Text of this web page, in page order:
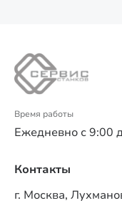
Время работы
Ежедневно с 9:00
Контакты
г. Москва,